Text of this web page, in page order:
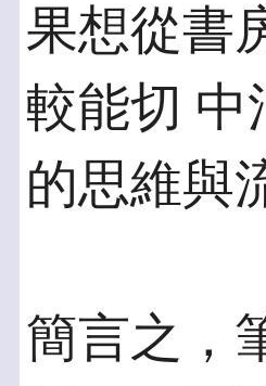
果想從書
較能切 中
的思維與
簡言之，